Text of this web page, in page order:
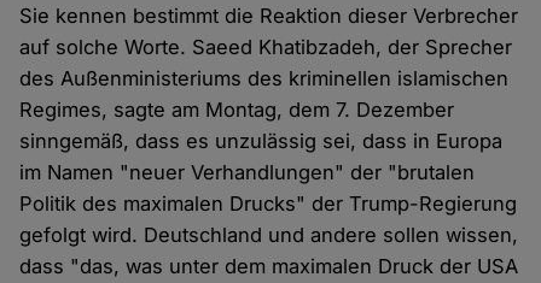
Sie kennen bestimmt die Reaktion dieser Verbrecher
auf solche Worte. Saeed Khatibzadeh, der Sprecher
des Außenministeriums des kriminellen islamischen
Regimes, sagte am Montag, dem 7. Dezember
sinngemäß, dass es unzulässig sei, dass in Europa
im Namen "neuer Verhandlungen" der "brutalen
Politik des maximalen Drucks" der Trump-Regierung
gefolgt wird. Deutschland und andere sollen wissen,
dass "das, was unter dem maximalen Druck der USA